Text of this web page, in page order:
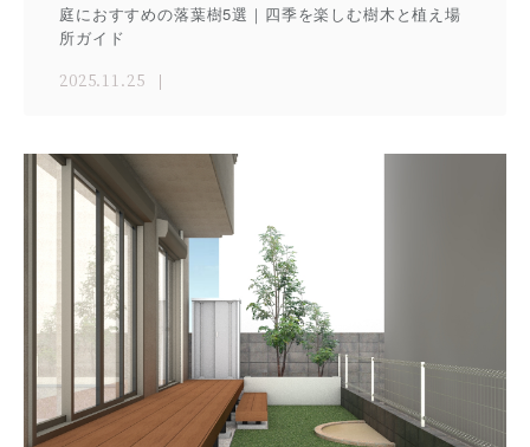
庭におすすめの落葉樹5選｜四季を楽しむ樹木と植え場
所ガイド
2025.11.25